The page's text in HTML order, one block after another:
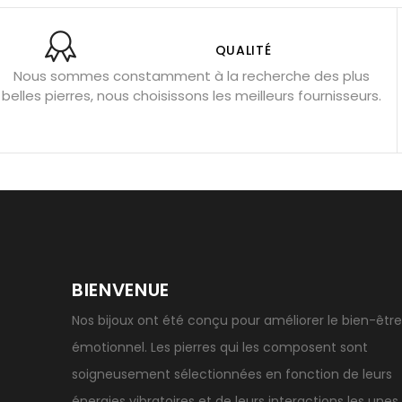
Obsidienne noire : danger ?
Guide des pierres de
Pierres pour les examens
Pierres anti-déprime
Porter l’œil de tigre
Géode
QUALITÉ
Nous sommes constamment à la recherche des plus
belles pierres, nous choisissons les meilleurs fournisseurs.
BIENVENUE
Nos bijoux ont été conçu pour améliorer le bien-être
émotionnel. Les pierres qui les composent sont
soigneusement sélectionnées en fonction de leurs